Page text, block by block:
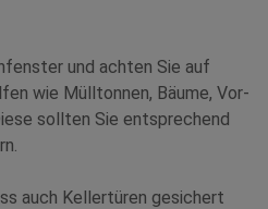
und achten Sie auf
wie Mülltonnen, Bäume, Vor-
sollten Sie entsprechend
auch Kellertüren gesichert